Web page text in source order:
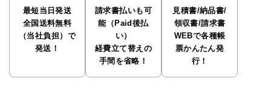
最短当日発送
全国送料無料
（当社負担）で
発送！
請求書払いも可
能（Paid後払
い）
経費立て替えの
手間を省略！
見積書/納品書/
領収書/請求書
WEBで各種帳
票かんたん発
行！